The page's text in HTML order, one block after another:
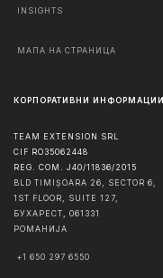
INSIGHTS
МАПА НА СТРАНИЦА
КОРПОРАТИВНИ ИНФОРМАЦИИ
TEAM EXTENSION SRL
CIF RO35062448
REG. COM. J40/11836/2015
BLD TIMIȘOARA 26, SECTOR 6,
1ST FLOOR, SUITE 127,
БУХАРЕСТ, 061331
РОМАНИЈА
+1 650 297 6550